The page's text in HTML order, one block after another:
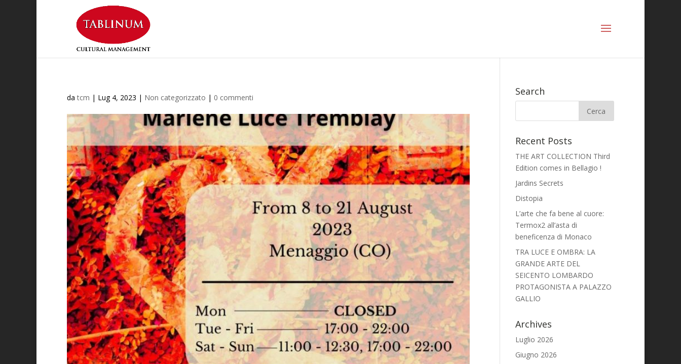
datcm | Lug 4, 2023 | Non categorizzato | 0 commenti
Search
Recent Posts
THE ART COLLECTION Third
Edition comes in Bellagio !
Jardins Secrets
Distopia
L’arte che fa bene al cuore:
Termox2 all’asta di
beneficenza di Monaco
TRA LUCE E OMBRA: LA
GRANDE ARTE DEL
SEICENTO LOMBARDO
PROTAGONISTA A PALAZZO
GALLIO
Archives
Luglio 2026
Giugno 2026